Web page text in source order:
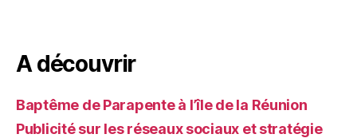
A découvrir
Baptême de Parapente à l’île de la Réunion
Publicité sur les réseaux sociaux et stratégie